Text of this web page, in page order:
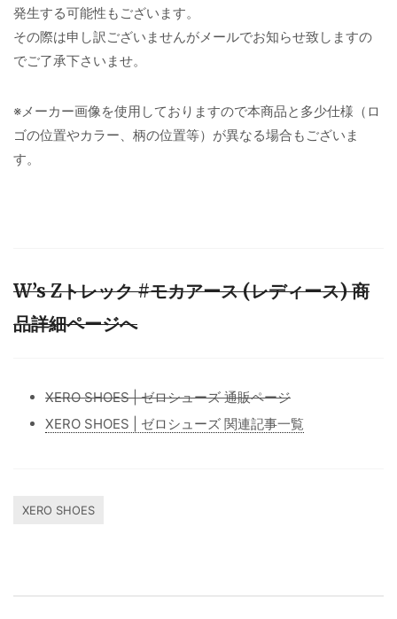
発生する可能性もございます。
その際は申し訳ございませんがメールでお知らせ致しますの
でご了承下さいませ。
※メーカー画像を使用しておりますので本商品と多少仕様（ロ
ゴの位置やカラー、柄の位置等）が異なる場合もございま
す。
W’s Zトレック #モカアース (レディース) 商
品詳細ページへ
XERO SHOES | ゼロシューズ 通販ページ
XERO SHOES | ゼロシューズ 関連記事一覧
XERO SHOES